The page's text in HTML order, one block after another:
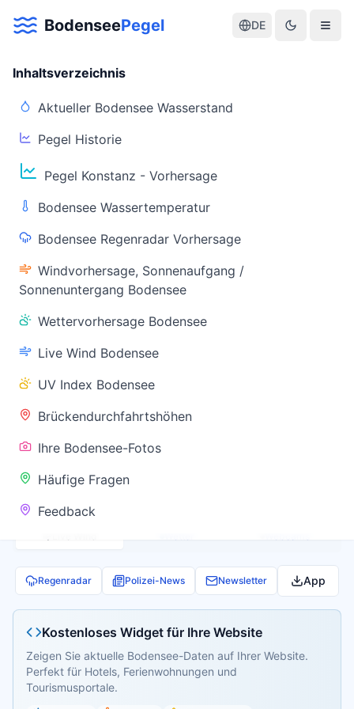
BodenseePegel DE
Inhaltsverzeichnis
Aktueller Bodensee Wasserstand
Pegel Historie
Pegel Konstanz - Vorhersage
Bodensee Wassertemperatur
Bodensee Regenradar Vorhersage
Windvorhersage, Sonnenaufgang /
Sonnenuntergang Bodensee
Wettervorhersage Bodensee
Live Wind Bodensee
UV Index Bodensee
Brückendurchfahrtshöhen
Ihre Bodensee-Fotos
Häufige Fragen
Feedback
Aktuelle Warnlage Bodensee
Aktueller Bodensee Pegel & Wasserstand
Live-Daten
(Konstanz)
Wassertemperatur
(Friedrichshafen)
Warnstatus
✅ Keine
Warnung
Regenradar Polizei-News Newsletter App
Kostenloses Widget für Ihre Website
Zeigen Sie aktuelle Bodensee-Daten auf Ihrer Website.
Perfekt für Hotels, Ferienwohnungen und
Tourismusportale.